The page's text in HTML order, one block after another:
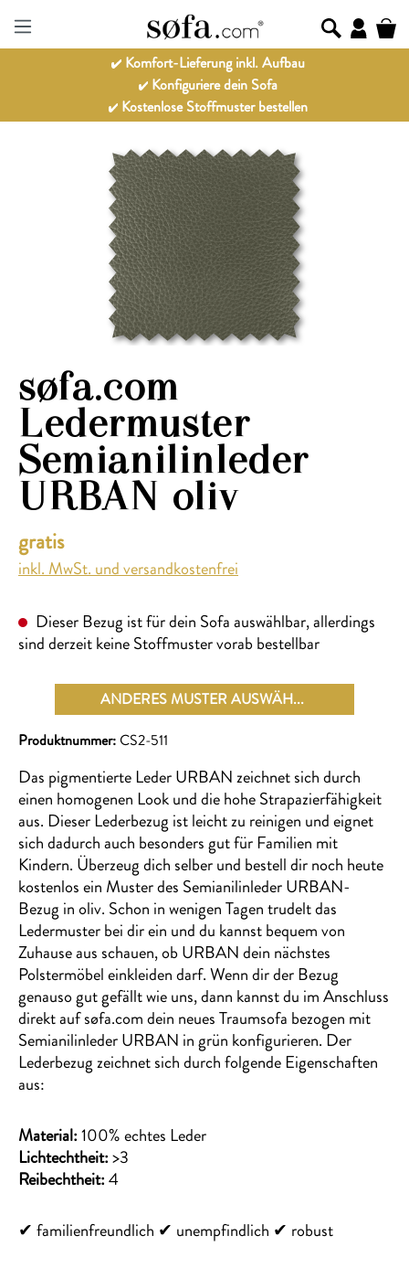
Komfort-Lieferung inkl. Aufbau
Konfiguriere dein Sofa
Kostenlose Stoffmuster bestellen
Bildergalerie überspringen
søfa.com
Ledermuster
Semianilinleder
URBAN oliv
gratis
inkl. MwSt. und versandkostenfrei
Dieser Bezug ist für dein Sofa auswählbar, allerdings
sind derzeit keine Stoffmuster vorab bestellbar
ANDERES MUSTER AUSWÄHLEN
Produktnummer:CS2-511
Das pigmentierte Leder URBAN zeichnet sich durch
einen homogenen Look und die hohe Strapazierfähigkeit
aus. Dieser Lederbezug ist leicht zu reinigen und eignet
sich dadurch auch besonders gut für Familien mit
Kindern. Überzeug dich selber und bestell dir noch heute
kostenlos ein Muster des Semianilinleder URBAN-
Bezug in oliv. Schon in wenigen Tagen trudelt das
Ledermuster bei dir ein und du kannst bequem von
Zuhause aus schauen, ob URBAN dein nächstes
Polstermöbel einkleiden darf. Wenn dir der Bezug
genauso gut gefällt wie uns, dann kannst du im Anschluss
direkt auf søfa.com dein neues Traumsofa bezogen mit
Semianilinleder URBAN in grün konfigurieren. Der
Lederbezug zeichnet sich durch folgende Eigenschaften
aus:
Material:100% echtes Leder
Lichtechtheit:>3
Reibechtheit:4
✔ familienfreundlich ✔ unempfindlich ✔ robust